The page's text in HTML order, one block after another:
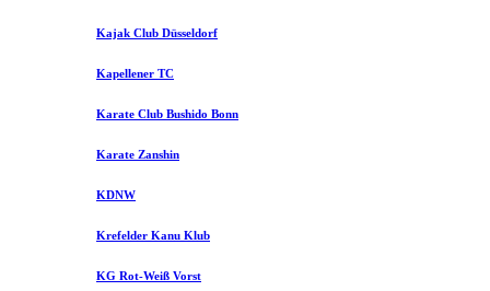
Kajak Club Düsseldorf
Kapellener TC
Karate Club Bushido Bonn
Karate Zanshin
KDNW
Krefelder Kanu Klub
KG Rot-Weiß Vorst